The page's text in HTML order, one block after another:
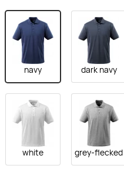
navy dark navy
white grey-flecked